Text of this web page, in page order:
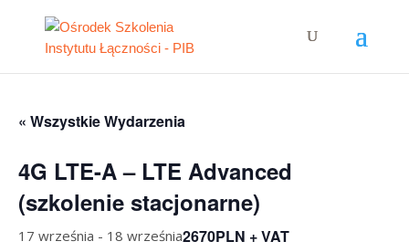
« Wszystkie Wydarzenia
4G LTE-A – LTE Advanced
(szkolenie stacjonarne)
17 września - 18 września2670PLN + VAT